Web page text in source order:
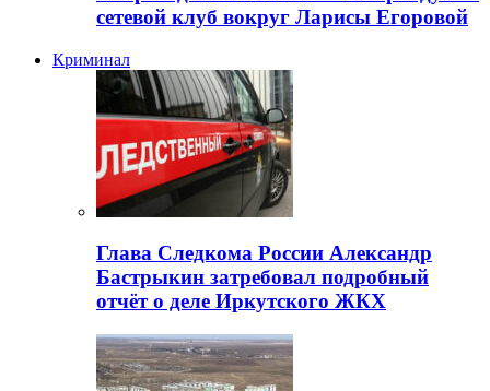
сетевой клуб вокруг Ларисы Егоровой
Криминал
Глава Следкома России Александр
Бастрыкин затребовал подробный
отчёт о деле Иркутского ЖКХ